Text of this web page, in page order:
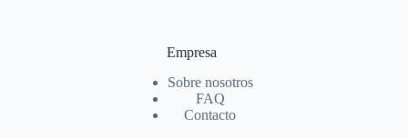
Empresa
Sobre nosotros
FAQ
Contacto